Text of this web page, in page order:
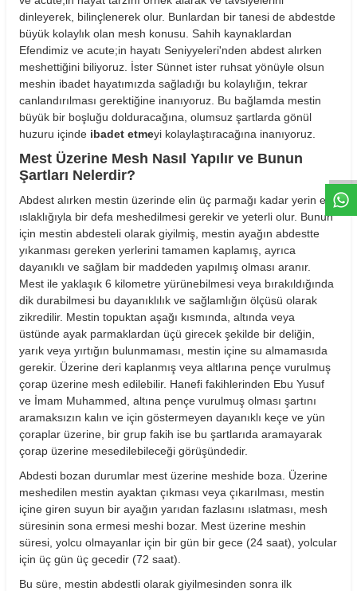
dinleyerek, bilinçlenerek olur. Bunlardan bir tanesi de abdestde
büyük kolaylık olan mesh konusu. Sahih kaynaklardan
Efendimiz ve acute;in hayatı Seniyyeleri'nden abdest alırken
meshettiğini biliyoruz. İster Sünnet ister ruhsat yönüyle olsun
meshin ibadet hayatımızda sağladığı bu kolaylığın, tekrar
canlandırılması gerektiğine inanıyoruz. Bu bağlamda mestin
büyük bir boşluğu dolduracağına, olumsuz şartlarda gönül
huzuru içinde ibadet etmeyi kolaylaştıracağına inanıyoruz.
Mest Üzerine Mesh Nasıl Yapılır ve Bunun
Şartları Nelerdir?
Abdest alırken mestin üzerinde elin üç parmağı kadar yerin elin
ıslaklığıyla bir defa meshedilmesi gerekir ve yeterli olur. Bunun
için mestin abdesteli olarak giyilmiş, mestin ayağın abdestte
yıkanması gereken yerlerini tamamen kaplamış, ayrıca
dayanıklı ve sağlam bir maddeden yapılmış olması aranır.
Mest ile yaklaşık 6 kilometre yürünebilmesi veya bırakıldığında
dik durabilmesi bu dayanıklılık ve sağlamlığın ölçüsü olarak
zikredilir. Mestin topuktan aşağı kısmında, altında veya
üstünde ayak parmaklardan üçü girecek şekilde bir deliğin,
yarık veya yırtığın bulunmaması, mestin içine su almamasıda
gerekir. Üzerine deri kaplanmış veya altlarına pençe vurulmuş
çorap üzerine mesh edilebilir. Hanefi fakihlerinden Ebu Yusuf
ve İmam Muhammed, altına pençe vurulmuş olması şartını
aramaksızın kalın ve için göstermeyen dayanıklı keçe ve yün
çoraplar üzerine, bir grup fakih ise bu şartlarıda aramayarak
çorap üzerine mesedilebileceği görüşündedir.
Abdesti bozan durumlar mest üzerine meshide boza. Üzerine
meshedilen mestin ayaktan çıkması veya çıkarılması, mestin
içine giren suyun bir ayağın yarıdan fazlasını ıslatması, mesh
süresinin sona ermesi meshi bozar. Mest üzerine meshin
süresi, yolcu olmayanlar için bir gün bir gece (24 saat), yolcular
için üç gün üç gecedir (72 saat).
Bu süre, mestin abdestli olarak giyilmesinden sonra ilk